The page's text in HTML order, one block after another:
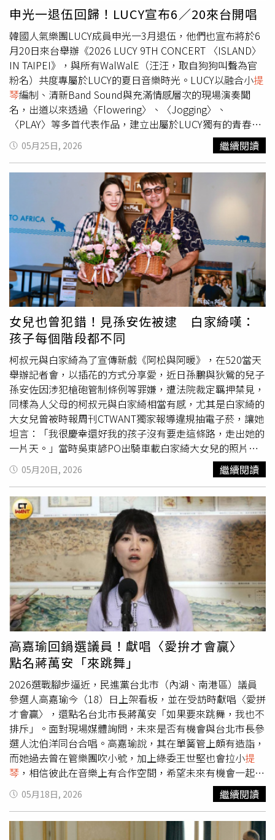
帝》「40週年紀念」大師深度講堂場，日前於光點華山電影
館舉辦的首場深度講堂口碑炸裂，資深影評人聞天祥老師在
現場為影迷帶來了資訊量爆棚的精采解密，更提及當年電影
在台灣宣傳的時候，用的其實不是「尊龍」這個藝名，而是
他的本名「吳國良」，後來隨著電影紅遍全球，大家才統一
稱呼他為尊龍。名導陳凱歌當年其實在《末代皇帝》籌備期
就深受貝托魯奇器重，甚至在片中親自客串演出「禁衛軍隊
長。（圖／甲上提供）針對不少當代觀眾好奇「為什麼中國
皇帝全片講英文」的疑問，聞老師精采釋疑：本片其實是英
國、義大利、法國與中國跨國製作的世紀鉅作，並非好萊塢
電影，大導伯納多貝托魯奇是以面向全球的宏大國際電影語
言來詮釋，正如影史經典《真善美》發生在奧地利、《屋頂
手》發生在俄國卻全片講英文一樣，片中的中文被
刻意當作「環境音效」處理，有意義的對白則由英文承載，
完全不減損其極致的藝術成就。聞天祥老師更揭露了一個極
少人注意到的影史彩蛋：名導陳凱歌當年其實在《末代皇
帝》籌備期就深受貝托魯奇器重，甚至在片中親自客串演出
「禁衛軍隊長」，在溥儀年少想衝出紫禁城時，在大門前高
喊「關門！」的那位高大軍官正是他。這場西方頂尖團隊的
現場洗禮，更被影迷趣稱為陳凱歌後來拍出影史顛峰《霸王
別姬》前「最強的傳奇實習」。聞老師也感性剖析，片尾最
經典的「蟋蟀罐」，其實就是溥儀靈魂的化身，貝托魯奇用
極其輕盈、舉重若輕的筆觸，為這位末代天子顛沛流離的一
生畫下最溫柔的句點。為了致敬這部台灣影史首部破億的傳
奇作品迎向40週年，片商與西門町國賓大戲院鉅院廳特別規
劃「極致大銀幕體驗與深度講堂場」，即將於明日（5/30）
週六隆重登場，聞天祥老師將以「末代皇帝如何成為影史傳
奇」為主題深入剖析。現場觀眾除了能以 1988 年首映地的
頂級巨幕震撼體驗紫禁城的巍峨與滄桑，更可獲得國賓大戲
院獨家——「電影主視覺 A3 海報」及第二週特典「孤獨的
帝王 A3 海報」。僅此一場，錯過不再！《末代皇帝：4K經
典數位修復》電影預告：
申光一退伍回歸！LUCY宣布6／20來台開唱
韓國人氣樂團LUCY成員申光一3月退伍，他們也宣布將於6
月20日來台舉辦《2026 LUCY 9TH CONCERT 〈ISLAND〉
IN TAIPEI》，與所有WalWalE（汪汪，取自狗狗叫聲為官
粉名）共度專屬於LUCY的夏日音樂時光。LUCY以融合小提
琴編制、清新Band Sound與充滿情感層次的現場演奏聞
名，出道以來透過〈Flowering〉、〈Jogging〉、
〈PLAY〉等多首代表作品，建立出屬於LUCY獨有的青春感
性音樂風格。成員兼具演奏實力與舞台魅力，每一次演出都
以高度完成度Live與溫暖能量深深打動觀眾，也讓他們逐步
成為韓國新生代代表性樂團之一。LUCY台北場售票資訊曝
光。（圖／ K-MONSTAR、MYSTIC STORY提供）LUCY上周
連續兩天登上韓國KSPO DOME舉辦單獨演唱會，此次
《2026 LUCY 9TH CONCERT 〈ISLAND〉 IN TAIPEI》將於
6月20日（六）晚間六點於國立臺灣大學綜合體育館登場。
凡購票WalWalE皆可獲得限定明信片、HI-BYE及隨機手寫
字小卡等，亦將抽出4：20合照、簽名拍立得與簽名海報等
限定福利。《2026 LUCY 9TH CONCERT 〈ISLAND〉 IN
TAIPEI》門票已於ibon售票系統正式開賣，也可透過全台7-
11 ibon機台及ibon網站購票。
05月25日, 2026 繼續閱讀
女兒也曾犯錯！見孫安佐被逮 白家綺嘆：
孩子每個階段都不同
柯叔元與白家綺為了宣傳新戲《阿松與阿暖》，在520當天
舉辦記者會，以插花的方式分享愛，近日孫鵬與狄鶯的兒子
孫安佐因涉犯槍砲管制條例等罪嫌，遭法院裁定羈押禁見，
同樣為人父母的柯叔元與白家綺相當有感，尤其是白家綺的
大女兒曾被時報周刊CTWANT獨家報導違規抽電子菸，讓她
坦言：「我很慶幸還好我的孩子沒有要走這條路，走出她的
一片天。」當時吳東諺PO出騎車載白家綺大女兒的照片，
卻被網友發現大女兒手上拿著電子菸，後來重新上傳將電子
菸P掉的照片，最終這則貼文整個消失，但還是止不住批評
「小孩有錯誤的行為，我們都會坐下來好好促膝長談。」白
家綺很欣慰女兒們都走出自己的路。（圖／民視提供）現在
白家綺的大女兒已經20歲，她很欣慰兩個女兒都找到自己的
志向，透露大女兒沒有繼續讀大學，朝美甲業發展，她也金
援了10幾萬元，支持女兒的夢想，而擅長小
與吉他的二
女兒則考上了北藝大音樂系。談到孫鵬與狄鶯因孫安佐操碎
了心，柯叔元認為家家有本難念的經，他們會有自己的方式
去面對，而身為四個孩子的媽媽，白家綺分享孩子每個年紀
都會有不同的問題，「小孩的每個階段都是新的學習，除了
尊重、保護、陪伴、照顧，每個父母的心都是全心全力在
做。」◎提醒您：吸菸有害健康、吸菸害人害己。柯叔元認
為家家有本難念的經。（圖／民視提供）
05月20日, 2026 繼續閱讀
高嘉瑜回鍋選議員！獻唱〈愛拚才會贏〉
點名蔣萬安「來跳舞」
2026選戰腳步逼近，民進黨台北市（內湖、南港區）議員
參選人高嘉瑜今（18）日上架看板，並在受訪時獻唱〈愛拼
才會贏〉，還點名台北市長蔣萬安「如果要來跳舞，我也不
排斥」。面對現場媒體詢問，未來是否有機會與台北市長參
選人沈伯洋同台合唱。高嘉瑜說，其在單簧管上頗有造詣，
而她過去曾在管樂團吹小號，加上綠委王世堅也會拉小提
琴 ，相信彼此在音樂上有合作空間，希望未來有機會一起表
演，替嚴肅政治增添輕鬆氛圍。高嘉瑜還笑說：「蔣萬安如
果要來跳舞，我也不排斥。」至於回鍋參選議員，高嘉瑜強
調，民進黨在內湖、南港區沒有分裂本錢，目標是力拚四席
全壘打，替綠營爭取最好成績。
05月18日, 2026 繼續閱讀